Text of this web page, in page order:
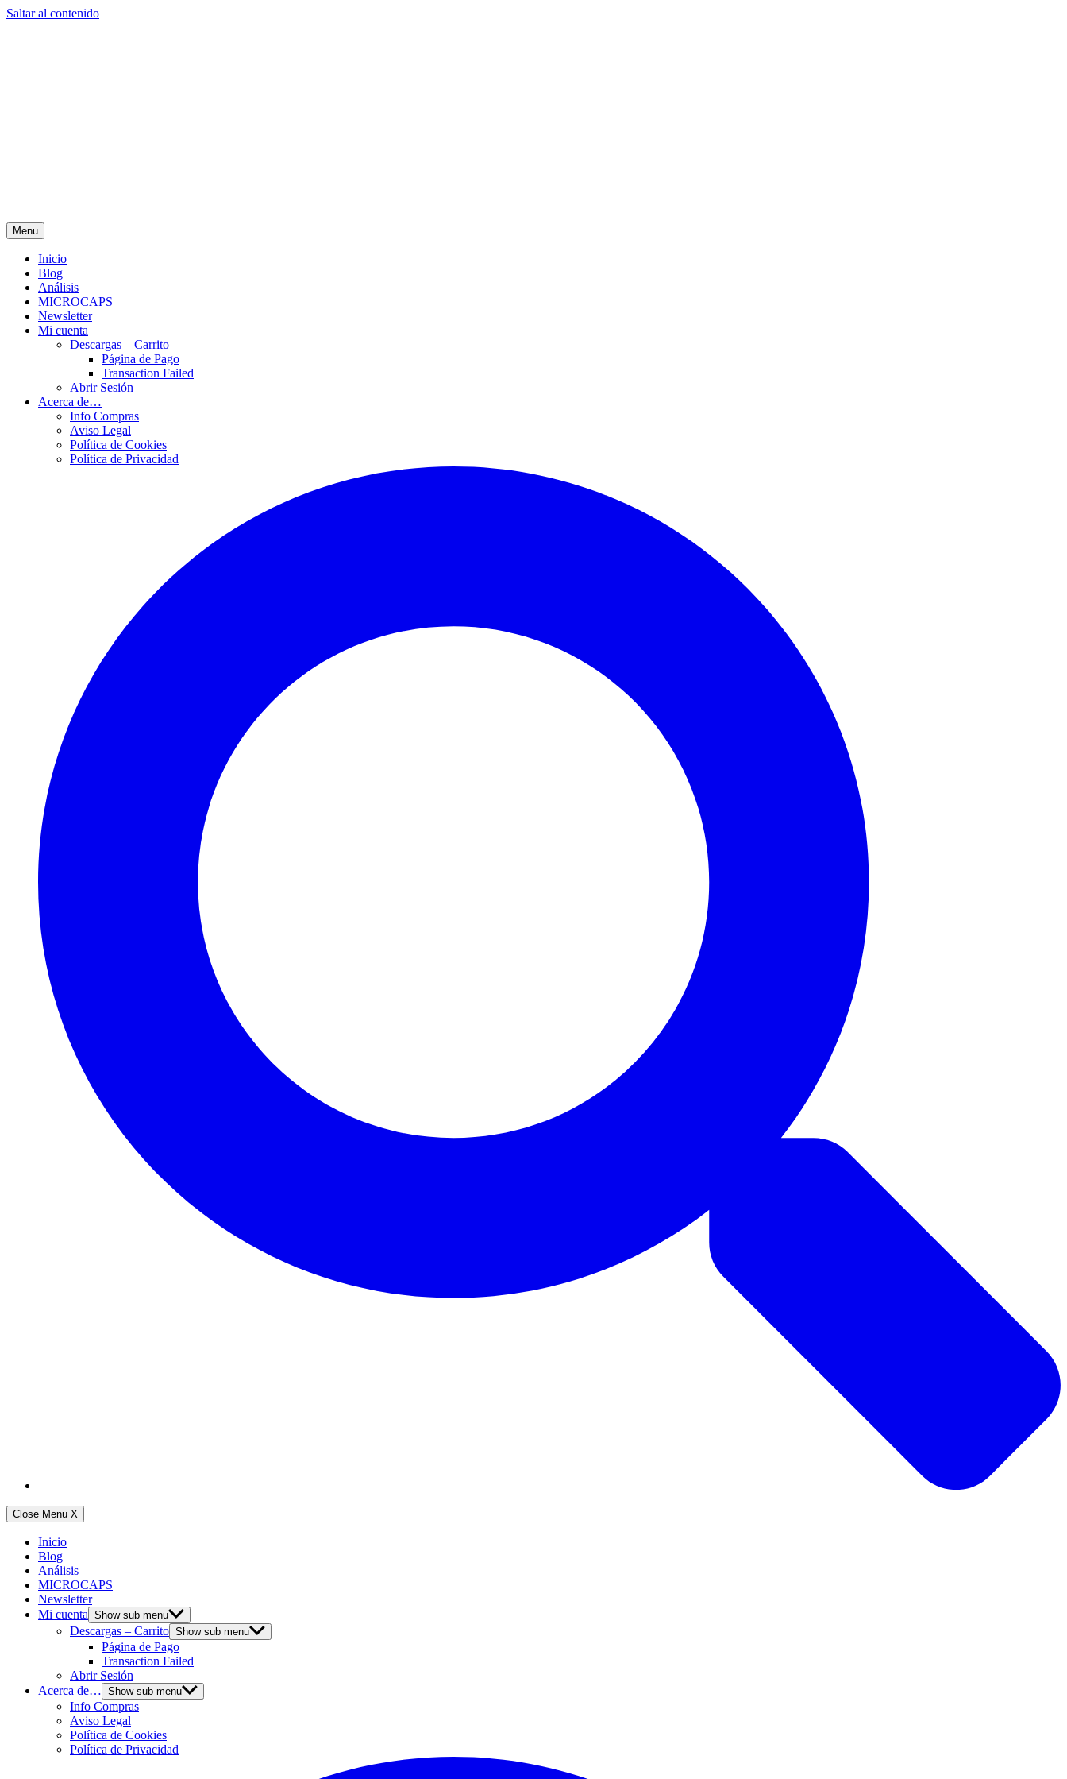
Saltar al contenido
Menu
Inicio
Blog
Análisis
MICROCAPS
Newsletter
Mi cuenta
Descargas – Carrito
Página de Pago
Transaction Failed
Abrir Sesión
Acerca de…
Info Compras
Aviso Legal
Política de Cookies
Política de Privacidad
Close Menu X
Inicio
Blog
Análisis
MICROCAPS
Newsletter
Mi cuenta Show sub menu
Descargas – Carrito Show sub menu
Página de Pago
Transaction Failed
Abrir Sesión
Acerca de… Show sub menu
Info Compras
Aviso Legal
Política de Cookies
Política de Privacidad